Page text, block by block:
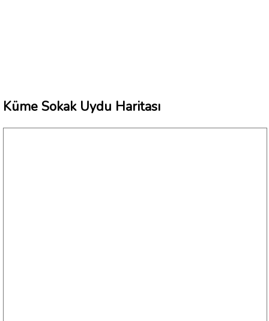
Küme Sokak Uydu Haritası